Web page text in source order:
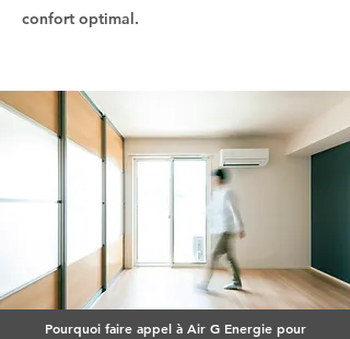
confort optimal.
Pourquoi faire appel à Air G Energie pour